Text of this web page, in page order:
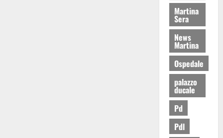
Martina
Sera
News
Martina
Ospedale
palazzo
ducale
Pd
Pdl